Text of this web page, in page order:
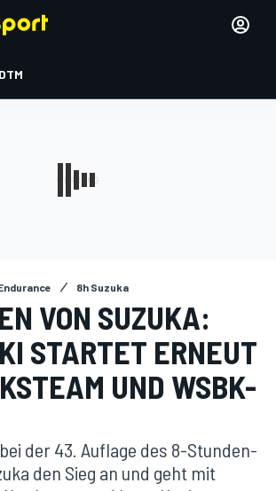
DTM
8h Suzuka
VON SUZUKA:
STARTET ERNEUT
UND WSBK-
der 43. Auflage des 8-Stunden-
den Sieg an und geht mit